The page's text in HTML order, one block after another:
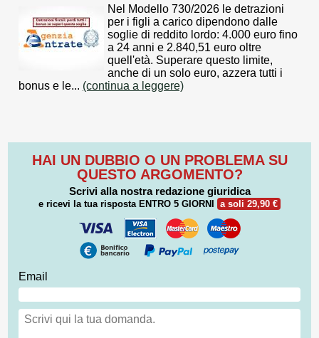
Nel Modello 730/2026 le detrazioni
per i figli a carico dipendono dalle
soglie di reddito lordo: 4.000 euro fino
a 24 anni e 2.840,51 euro oltre
quell'età. Superare questo limite,
anche di un solo euro, azzera tutti i
bonus e le... (continua a leggere)
HAI UN DUBBIO O UN PROBLEMA SU
QUESTO ARGOMENTO?
Scrivi alla nostra redazione giuridica
e ricevi la tua risposta ENTRO 5 GIORNI a soli 29,90 €
Email